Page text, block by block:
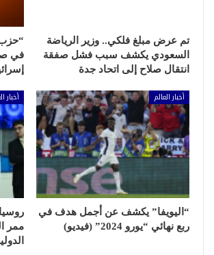
تم عرض مبلغ فلكي.. وزير الرياضة
السعودي يكشف سبب فشل صفقة
انتقال صلاح إلى اتحاد جدة
“حزب
في
أخبار العالم
“اليويفا” يكشف عن أجمل هدف في
ربع نهائي “يورو 2024” (فيديو)
أخبار
ممر